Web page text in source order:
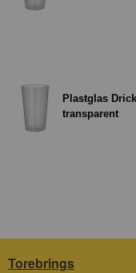
Plastglas
transparent
Torebrings